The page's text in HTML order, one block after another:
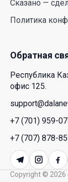
Новые
26 Июл. 2026 12:11
23 Июл. 2026 21:15
Азии по
23 Июл. 2026 15:39
Сказано —
Политика
Обратная
Республика
офис 125.
+7 (701) 959-
+7 (707) 878-
Copyright © 2026